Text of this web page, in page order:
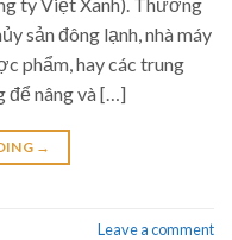
sản đông lạnh, nhà máy
phẩm, hay các trung
để nâng và […]
→
Leave a comment